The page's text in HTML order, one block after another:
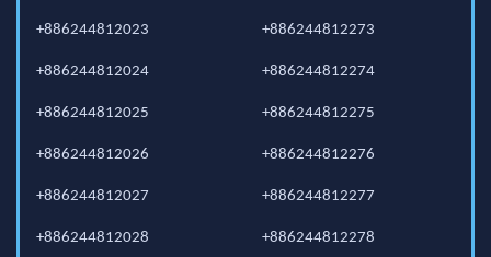
+886244812023
+886244812024
+886244812025
+886244812026
+886244812027
+886244812028
+886244812273
+886244812274
+886244812275
+886244812276
+886244812277
+886244812278